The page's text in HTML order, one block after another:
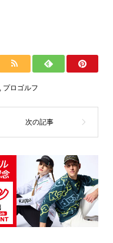
プロゴルフ